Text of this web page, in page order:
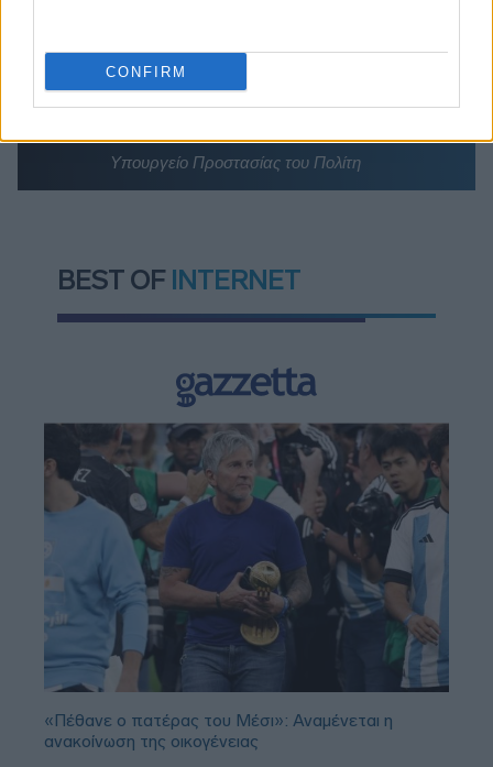
CONFIRM
Υπουργείο Προστασίας του Πολίτη
BEST OF INTERNET
«Πέθανε ο πατέρας του Μέσι»: Αναμένεται η
ανακοίνωση της οικογένειας